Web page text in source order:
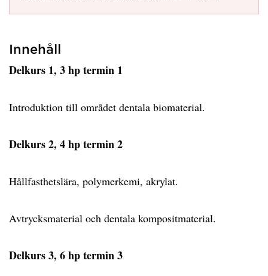
Innehåll
Delkurs 1, 3 hp termin 1
Introduktion till området dentala biomaterial.
Delkurs 2, 4 hp termin 2
Hållfasthetslära, polymerkemi, akrylat.
Avtrycksmaterial och dentala kompositmaterial.
Delkurs 3, 6 hp termin 3